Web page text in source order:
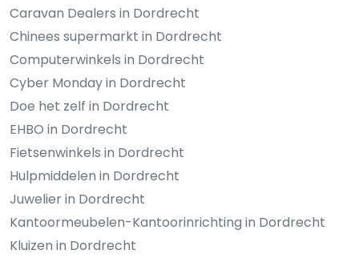
Caravan Dealers in Dordrecht
Chinees supermarkt in Dordrecht
Computerwinkels in Dordrecht
Cyber Monday in Dordrecht
Doe het zelf in Dordrecht
EHBO in Dordrecht
Fietsenwinkels in Dordrecht
Hulpmiddelen in Dordrecht
Juwelier in Dordrecht
Kantoormeubelen-Kantoorinrichting in Dordrecht
Kluizen in Dordrecht